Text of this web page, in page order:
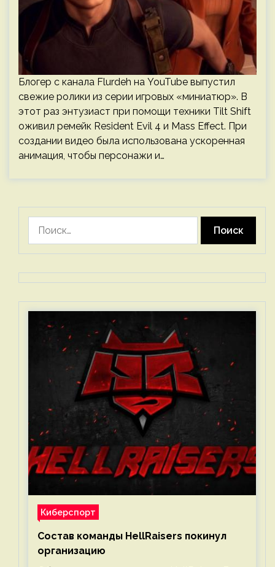
Блогер с канала Flurdeh на YouTube выпустил
свежие ролики из серии игровых «миниатюр». В
этот раз энтузиаст при помощи техники Tilt Shift
оживил ремейк Resident Evil 4 и Mass Effect. При
создании видео была использована ускоренная
анимация, чтобы персонажи и…
Киберспорт
Состав команды HellRaisers покинул
организацию